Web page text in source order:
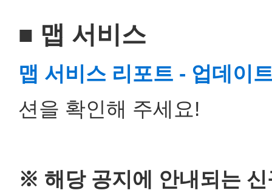
■ 맵 서비스
맵 서비스 리포트 - 업데이
션을 확인해 주세요!
※ 해당 공지에 안내되는